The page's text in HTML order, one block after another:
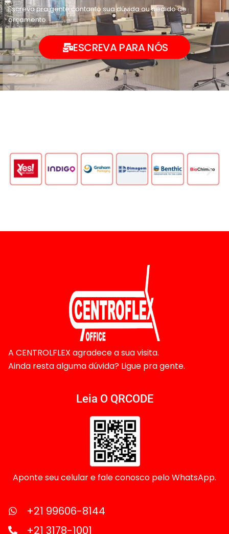
Escreva pra gente contanto sua dúvida ou pedido de
orçamento.
ESCREVA PARA NÓS
A CENTROLFLEX agradece a sua visita.
Ainda resta alguma dúvida? Ligue pra gente.
Leia O QRCODE
Aponte seu celular e fale conosco pelo WhatsApp.
+21 99606-8144
+21 3178-1001